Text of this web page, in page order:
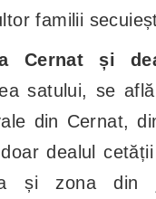
familii
Cernat și
satului, se
din Cernat,
dealul
și zona din